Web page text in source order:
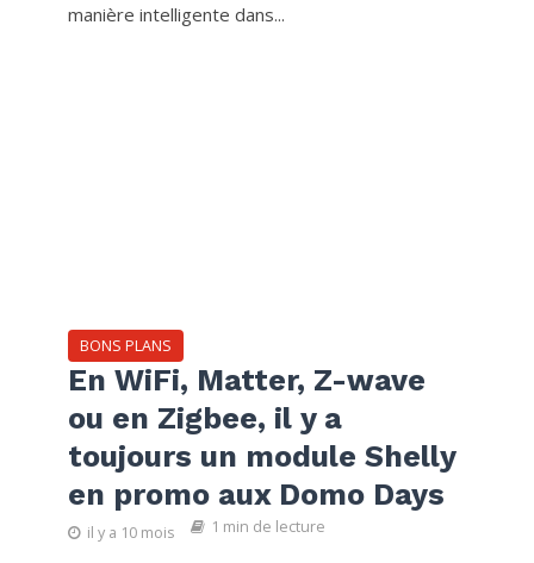
manière intelligente dans...
BONS PLANS
En WiFi, Matter, Z-wave
ou en Zigbee, il y a
toujours un module Shelly
en promo aux Domo Days
il y a 10 mois 1 min de lecture